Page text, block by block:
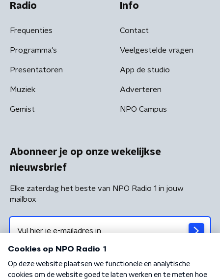
Radio
Frequenties
Programma's
Presentatoren
Muziek
Gemist
Info
Contact
Veelgestelde vragen
App de studio
Adverteren
NPO Campus
Abonneer je op onze wekelijkse
nieuwsbrief
Elke zaterdag het beste van NPO Radio 1 in jouw
mailbox